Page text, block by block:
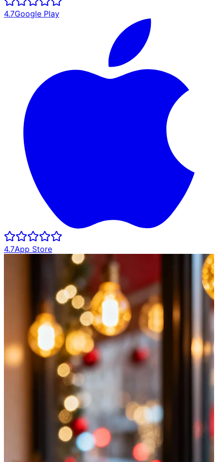
4.7Google Play
4.7App Store